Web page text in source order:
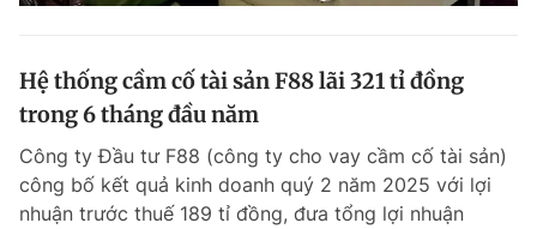
Hệ thống cầm cố tài sản F88 lãi 321 tỉ đồng
trong 6 tháng đầu năm
Công ty Đầu tư F88 (công ty cho vay cầm cố tài sản)
công bố kết quả kinh doanh quý 2 năm 2025 với lợi
nhuận trước thuế 189 tỉ đồng, đưa tổng lợi nhuận